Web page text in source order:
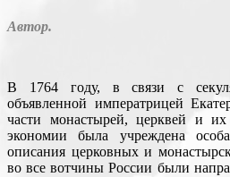
Автор.
В 1764 году, в связи с
объявленной императрицей
части монастырей, церквей и
экономии была учреждена
описания церковных и
во все вотчины России были